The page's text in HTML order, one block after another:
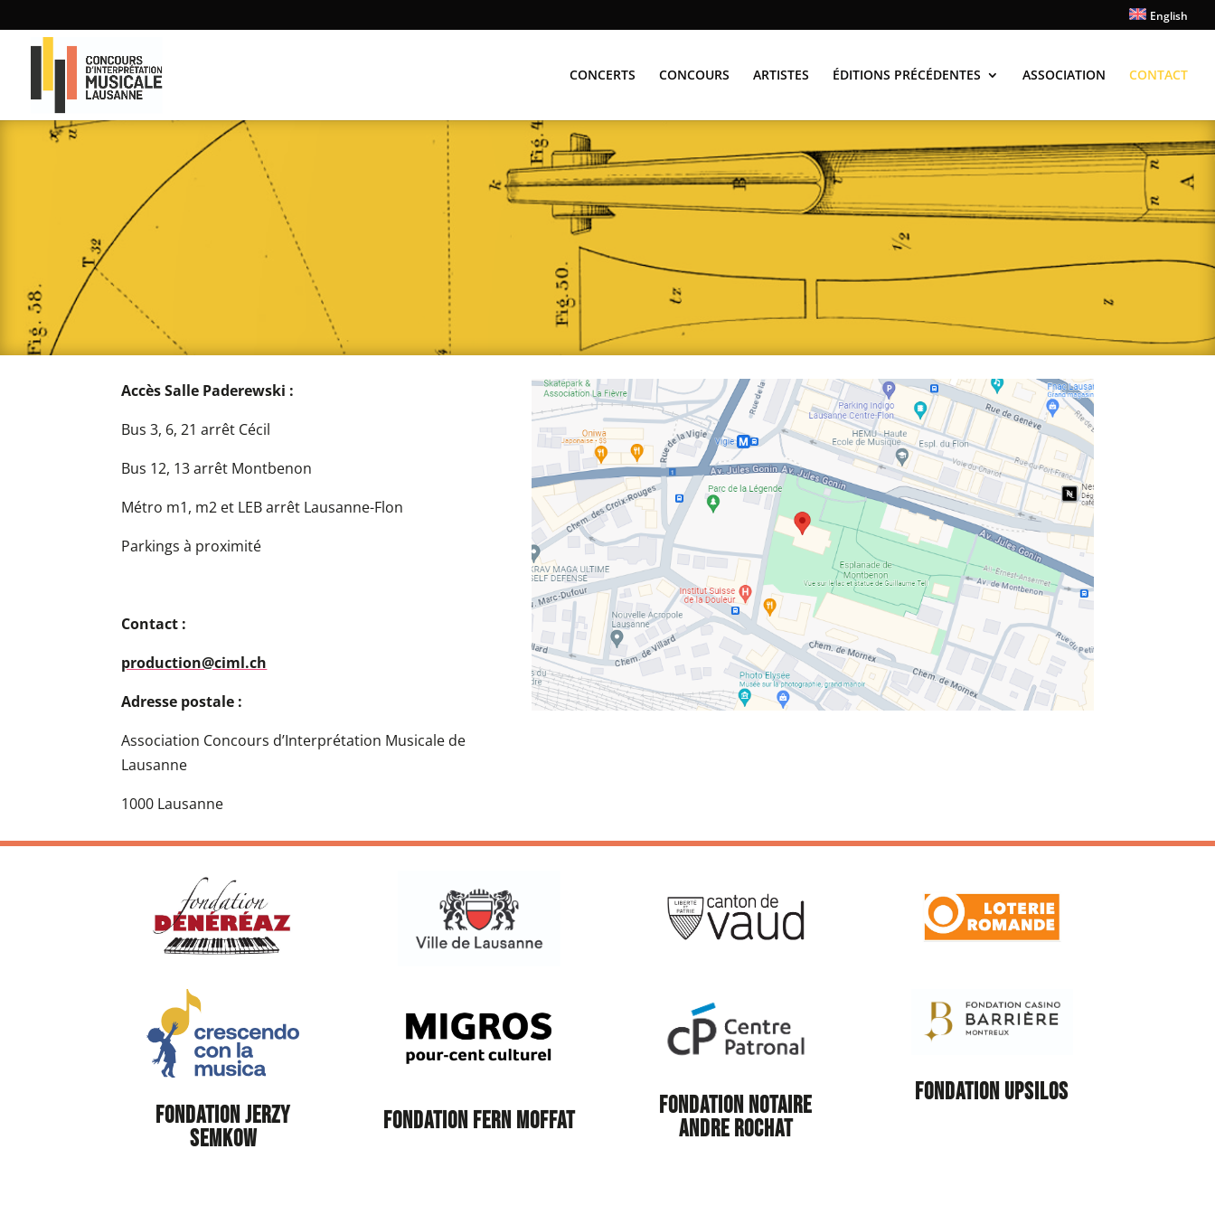
English
CONCERTS CONCOURS ARTISTES ÉDITIONS PRÉCÉDENTES ASSOCIATION CONTACT
Accès Salle Paderewski :
Bus 3, 6, 21 arrêt Cécil
Bus 12, 13 arrêt Montbenon
Métro m1, m2 et LEB arrêt Lausanne-Flon
Parkings à proximité
Contact :
production@ciml.ch
Adresse postale :
Association Concours d’Interprétation Musicale de
Lausanne
1000 Lausanne
FONDATION JERZY
SEMKOW
FONDATION FERN MOFFAT
FONDATION NOTAIRE
ANDRE ROCHAT
FONDATION UPSILOS